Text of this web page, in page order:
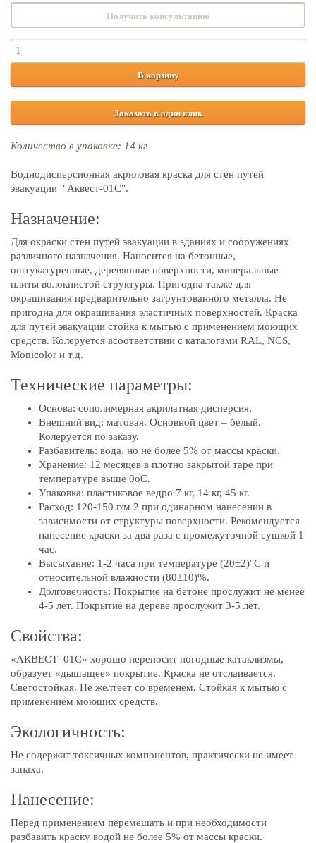
Получить консультацию
В корзину
Заказать в один клик
Количество в упаковке: 14 кг
Воднодисперсионная акриловая краска для стен путей
эвакуации "Аквест-01С".
Назначение:
Для окраски стен путей эвакуации в зданиях и сооружениях
различного назначения. Наносится на бетонные,
оштукатуренные, деревянные поверхности, минеральные
плиты волокнистой структуры. Пригодна также для
окрашивания предварительно загрунтованного металла. Не
пригодна для окрашивания эластичных поверхностей. Краска
для путей эвакуации cтойка к мытью с применением моющих
средств. Колеруется всоответствии с каталогами RAL, NCS,
Monicolor и т.д.
Технические параметры:
Основа: сополимерная акрилатная дисперсия.
Внешний вид: матовая. Основной цвет – белый.
Колеруется по заказу.
Разбавитель: вода, но не более 5% от массы краски.
Хранение: 12 месяцев в плотно закрытой таре при
температуре выше 0оС.
Упаковка: пластиковое ведро 7 кг, 14 кг, 45 кг.
Расход: 120-150 г/м 2 при одинарном нанесении в
зависимости от структуры поверхности. Рекомендуется
нанесение краски за два раза с промежуточной сушкой 1
час.
Высыхание: 1-2 часа при температуре (20±2)°С и
относительной влажности (80±10)%.
Долговечность: Покрытие на бетоне прослужит не менее
4-5 лет. Покрытие на дереве прослужит 3-5 лет.
Свойства:
«АКВЕСТ–01С» хорошо переносит погодные катаклизмы,
образует «дышащее» покрытие. Краска не отслаивается.
Светостойкая. Не желтеет со временем. Стойкая к мытью с
применением моющих средств.
Экологичность:
Не содержит токсичных компонентов, практически не имеет
запаха.
Нанесение:
Перед применением перемешать и при необходимости
разбавить краску водой не более 5% от массы краски.